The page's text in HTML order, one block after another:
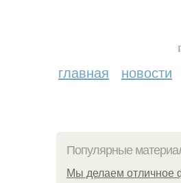
главная новости
Популярные
Мы делаем отличное